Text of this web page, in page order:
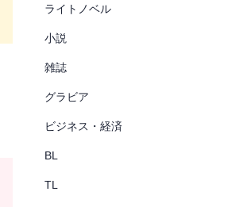
ライトノベル
小説
雑誌
グラビア
ビジネス・経済
BL
TL